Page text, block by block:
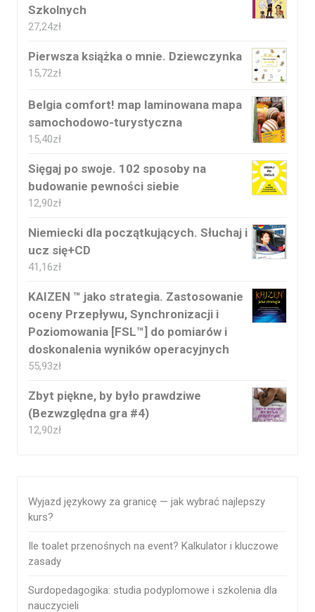
Szkolnych
27,24zł
Pierwsza książka o mnie. Dziewczynka
15,72zł
Belgia comfort! map laminowana mapa
samochodowo-turystyczna
15,40zł
Sięgaj po swoje. 102 sposoby na
budowanie pewności siebie
12,90zł
Niemiecki dla początkujących. Słuchaj i
ucz się+CD
41,16zł
KAIZEN ™ jako strategia. Zastosowanie
oceny Przepływu, Synchronizacji i
Poziomowania [FSL™] do pomiarów i
doskonalenia wyników operacyjnych
55,93zł
Zbyt piękne, by było prawdziwe
(Bezwzględna gra #4)
12,90zł
Wyjazd językowy za granicę — jak wybrać najlepszy
kurs?
Ile toalet przenośnych na event? Kalkulator i kluczowe
zasady
Surdopedagogika: studia podyplomowe i szkolenia dla
nauczycieli